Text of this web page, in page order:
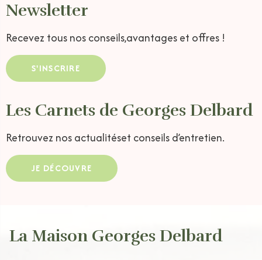
Newsletter
Recevez tous nos conseils,avantages et offres !
S'INSCRIRE
Les Carnets de Georges Delbard
Retrouvez nos actualitéset conseils d’entretien.
JE DÉCOUVRE
La Maison Georges Delbard